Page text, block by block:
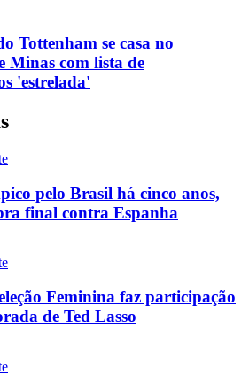
Tottenham se casa no
Minas com lista de
'estrelada'
pelo Brasil há cinco anos,
final contra Espanha
Feminina faz participação
de Ted Lasso